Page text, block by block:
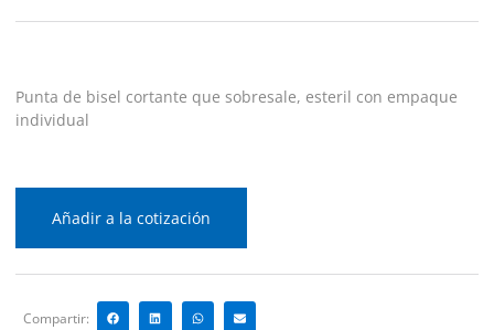
Punta de bisel cortante que sobresale, esteril con empaque
individual
Añadir a la cotización
Compartir: